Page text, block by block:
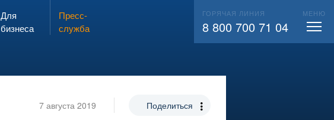
Запах газа?
ЗВОНИ 104 ВЫЗВАТЬ СЛЕСАРЯ
Для
бизнеса
Пресс-
служба
ГОРЯЧАЯ ЛИНИЯ
8 800 700 71 04
МЕНЮ
7 августа 2019 Поделиться